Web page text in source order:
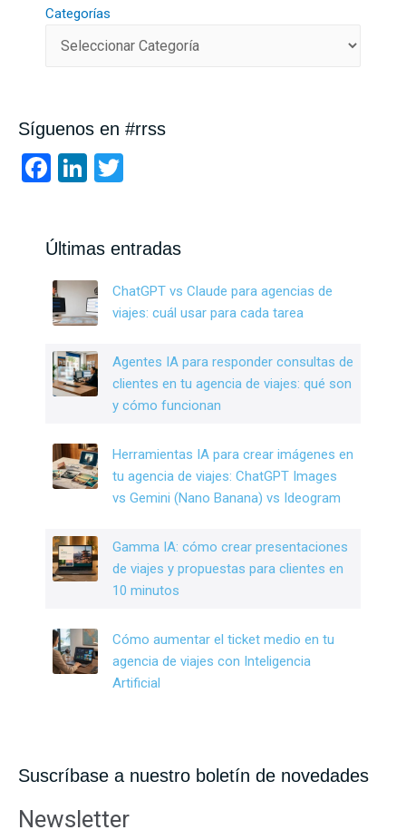
Categorías
Síguenos en #rrss
F
b
o
o
k
Li
dI
n
er
Últimas entradas
ChatGPT vs Claude para agencias de
viajes: cuál usar para cada tarea
Agentes IA para responder consultas de
clientes en tu agencia de viajes: qué son
y cómo funcionan
Herramientas IA para crear imágenes en
tu agencia de viajes: ChatGPT Images
vs Gemini (Nano Banana) vs Ideogram
Gamma IA: cómo crear presentaciones
de viajes y propuestas para clientes en
10 minutos
Cómo aumentar el ticket medio en tu
agencia de viajes con Inteligencia
Artificial
Suscríbase a nuestro boletín de novedades
Newsletter